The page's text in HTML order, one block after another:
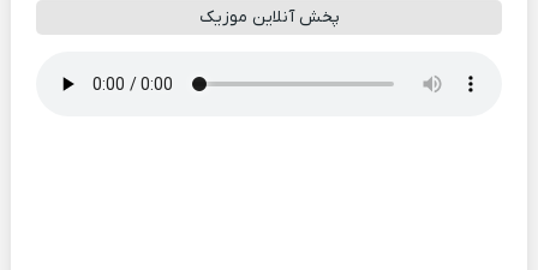
پخش آنلاین موزیک